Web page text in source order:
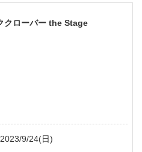
クローバー the Stage
2023/9/24(日)